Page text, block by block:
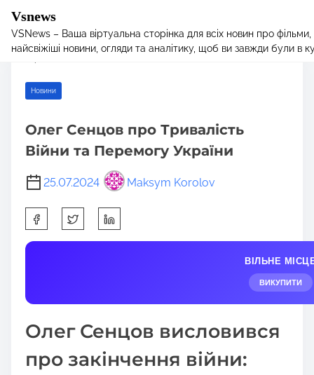
Vsnews
VSNews – Ваша віртуальна сторінка для всіх новин про
найсвіжіші новини, огляди та аналітику, щоб ви завжди були в
Home/Новини / Олег Сенцов про Тривалість Війни та Перемогу
Новини
Олег Сенцов про Тривалість
Війни та Перемогу України
25.07.2024 Maksym Korolov
h
a
t
i
p
ВІЛЬНЕ
ВИКУПИТИ
Олег Сенцов висловився
про закінчення війни: